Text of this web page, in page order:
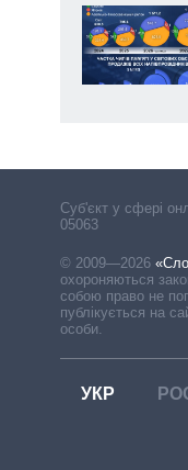
Cуб'єкт у сфері
05063
© 2009—2026
охороняються
собою право не
публікується на
особи.
УКР